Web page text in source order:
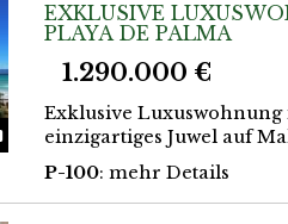
Fotos
EXKLUSIVE
PLAYA DE PALMA
1.290.000 €
Exklusive
einzigartiges Juwel auf
P-100: mehr Details